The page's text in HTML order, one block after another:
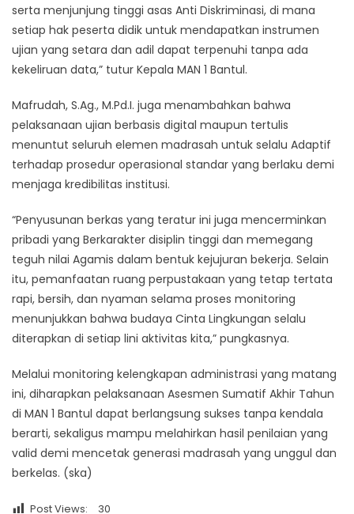
serta menjunjung tinggi asas Anti Diskriminasi, di mana
setiap hak peserta didik untuk mendapatkan instrumen
ujian yang setara dan adil dapat terpenuhi tanpa ada
kekeliruan data,” tutur Kepala MAN 1 Bantul.​
Mafrudah, S.Ag., M.Pd.I. juga menambahkan bahwa
pelaksanaan ujian berbasis digital maupun tertulis
menuntut seluruh elemen madrasah untuk selalu Adaptif
terhadap prosedur operasional standar yang berlaku demi
menjaga kredibilitas institusi.​
“Penyusunan berkas yang teratur ini juga mencerminkan
pribadi yang Berkarakter disiplin tinggi dan memegang
teguh nilai Agamis dalam bentuk kejujuran bekerja. Selain
itu, pemanfaatan ruang perpustakaan yang tetap tertata
rapi, bersih, dan nyaman selama proses monitoring
menunjukkan bahwa budaya Cinta Lingkungan selalu
diterapkan di setiap lini aktivitas kita,” pungkasnya.​
Melalui monitoring kelengkapan administrasi yang matang
ini, diharapkan pelaksanaan Asesmen Sumatif Akhir Tahun
di MAN 1 Bantul dapat berlangsung sukses tanpa kendala
berarti, sekaligus mampu melahirkan hasil penilaian yang
valid demi mencetak generasi madrasah yang unggul dan
berkelas. (ska)
Post Views: 30